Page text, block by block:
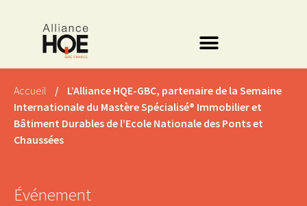
Accueil /
L’Alliance HQE-GBC, partenaire de la Semaine
Internationale du Mastère Spécialisé® Immobilier et
Bâtiment Durables de l’Ecole Nationale des Ponts et
Chaussées
Événement